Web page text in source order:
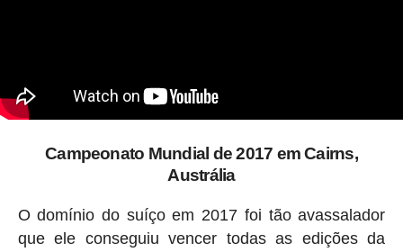
Campeonato Mundial de 2017 em Cairns,
Austrália
O domínio do suíço em 2017 foi tão avassalador
que ele conseguiu vencer todas as edições da